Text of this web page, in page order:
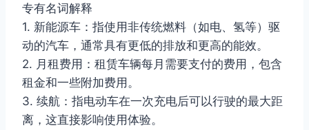
专有名词解释
1. 新能源车：指使用非传统燃料（如电、氢等）驱
动的汽车，通常具有更低的排放和更高的能效。
2. 月租费用：租赁车辆每月需要支付的费用，包含
租金和一些附加费用。
3. 续航：指电动车在一次充电后可以行驶的最大距
离，这直接影响使用体验。